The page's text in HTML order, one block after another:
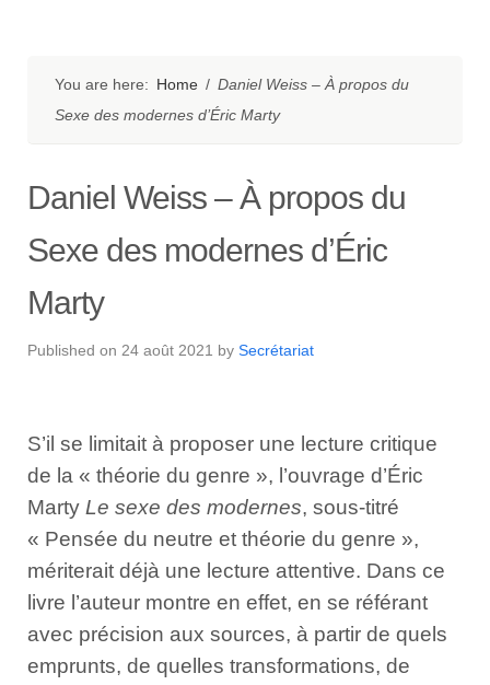
You are here: Home / Daniel Weiss – À propos du
Sexe des modernes d’Éric Marty
Daniel Weiss – À propos du
Sexe des modernes d’Éric
Marty
Published on 24 août 2021 by Secrétariat
S’il se limitait à proposer une lecture critique
de la « théorie du genre », l’ouvrage d’Éric
Marty Le sexe des modernes, sous-titré
« Pensée du neutre et théorie du genre »,
mériterait déjà une lecture attentive. Dans ce
livre l’auteur montre en effet, en se réfé­rant
avec précision aux sources, à partir de quels
emprunts, de quelles transformations, de